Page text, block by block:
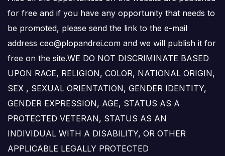
for free and if you have any opportunity that needs to
be promoted, please send the link to the e-mail
address ceo@plopandrei.com and we will publish it for
free on the site.WE DO NOT DISCRIMINATE BASED
UPON RACE, RELIGION, COLOR, NATIONAL ORIGIN,
SEX , SEXUAL ORIENTATION, GENDER IDENTITY,
GENDER EXPRESSION, AGE, STATUS AS A
PROTECTED VETERAN, STATUS AS AN
INDIVIDUAL WITH A DISABILITY, OR OTHER
APPLICABLE LEGALLY PROTECTED